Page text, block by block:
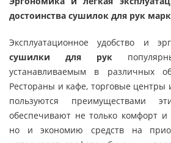
достоинства сушилок для рук
Эксплуатационное удобство и
сушилки для рук
устанавливаемым в различных
Рестораны и кафе, торговые центры
пользуются преимуществами
обеспечивают не только комфорт и
но и экономию средств на